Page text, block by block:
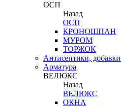
ОСП
Назад
ОСП
КРОНОШПАН
МУРОМ
ТОРЖОК
Антисептики,
Арматура
ВЕЛЮКС
Назад
ВЕЛЮКС
ОКНА